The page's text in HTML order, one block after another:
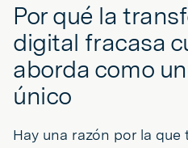
Por qué la
digital fracasa
aborda como
único
Hay una razón por la